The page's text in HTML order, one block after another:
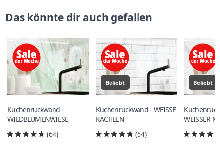
Das könnte dir auch gefallen
Küchenrückwand -
WILDBLUMENWIESE
(64)
Beliebt
Küchenrückwand - WEISSE
KACHELN
(64)
Beliebt
WEISSER